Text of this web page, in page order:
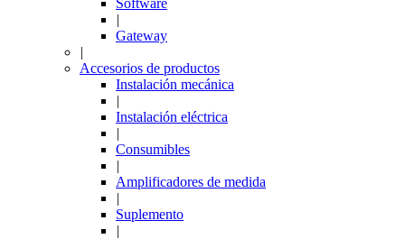
Software
|
Gateway
|
Accesorios de productos
Instalación mecánica
|
Instalación eléctrica
|
Consumibles
|
Amplificadores de medida
|
Suplemento
|